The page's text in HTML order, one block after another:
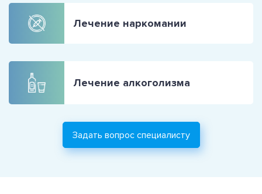
Лечение наркомании
Лечение алкоголизма
Задать вопрос специалисту